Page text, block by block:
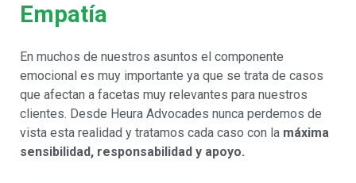
Empatía
En muchos de nuestros asuntos el componente
emocional es muy importante ya que se trata de casos
que afectan a facetas muy relevantes para nuestros
clientes. Desde Heura Advocades nunca perdemos de
vista esta realidad y tratamos cada caso con la máxima
sensibilidad, responsabilidad y apoyo.